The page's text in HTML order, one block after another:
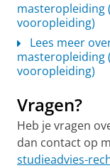
masteropleiding
vooropleiding)
Lees meer
masteropleiding
vooropleiding)
Vragen?
Heb je vragen
dan contact op
studieadvies-